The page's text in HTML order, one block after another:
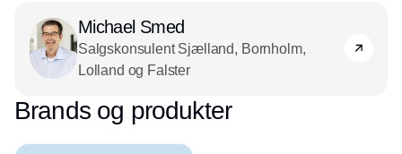
Michael Smed
Salgskonsulent Sjælland, Bornholm,
Lolland og Falster
Brands og produkter